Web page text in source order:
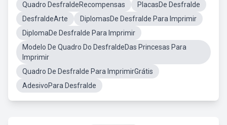
Quadro DesfraldeRecompensas
PlacasDe Desfralde
DesfraldeArte
DiplomasDe Desfralde Para Imprimir
DiplomaDe Desfralde Para Imprimir
Modelo De Quadro Do DesfraldeDas Princesas Para
Imprimir
Quadro De Desfralde Para ImprimirGrátis
AdesivoPara Desfralde